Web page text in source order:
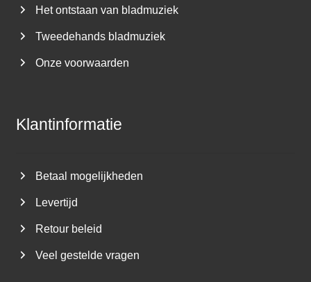
Het ontstaan van bladmuziek
Tweedehands bladmuziek
Onze voorwaarden
Klantinformatie
Betaal mogelijkheden
Levertijd
Retour beleid
Veel gestelde vragen